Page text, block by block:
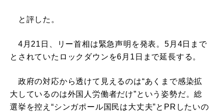
と評した。
4月21日、リー首相は緊急声明を発表。5月4日まで
とされていたロックダウンを6月1日まで延長する。
政府の対応から透けて見えるのは“あくまで感染拡
大しているのは外国人労働者だけ”という姿勢だ。総
選挙を控え“シンガポール国民は大丈夫”とPRしたいの